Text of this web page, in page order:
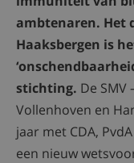
ambtenaren. Het
Haaksbergen is
stichting. De
Vollenhoven en
jaar met CDA,
een nieuw